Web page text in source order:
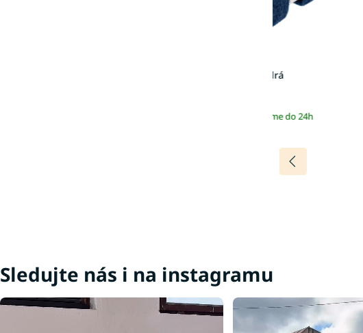
Deka Furry - modrá
Skladem | Odesíláme do 24h
Sledujte nás i na instagramu